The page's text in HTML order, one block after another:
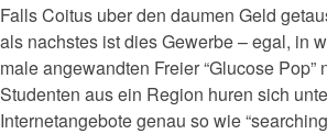
Falls Coitus uber den daumen Geld
als nachstes ist dies Gewerbe – egal, in
male angewandten Freier “Glucose Pop”
Studenten aus ein Region huren sich
Internetangebote genau so wie